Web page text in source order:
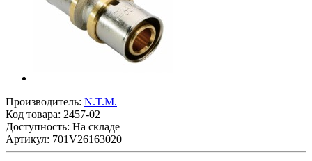
Производитель: N.T.M.
Код товара: 2457-02
Доступность: На складе
Артикул: 701V26163020